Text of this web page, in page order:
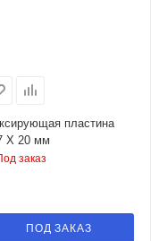
пластина
X 20 мм
заказ
ПОД ЗАКАЗ